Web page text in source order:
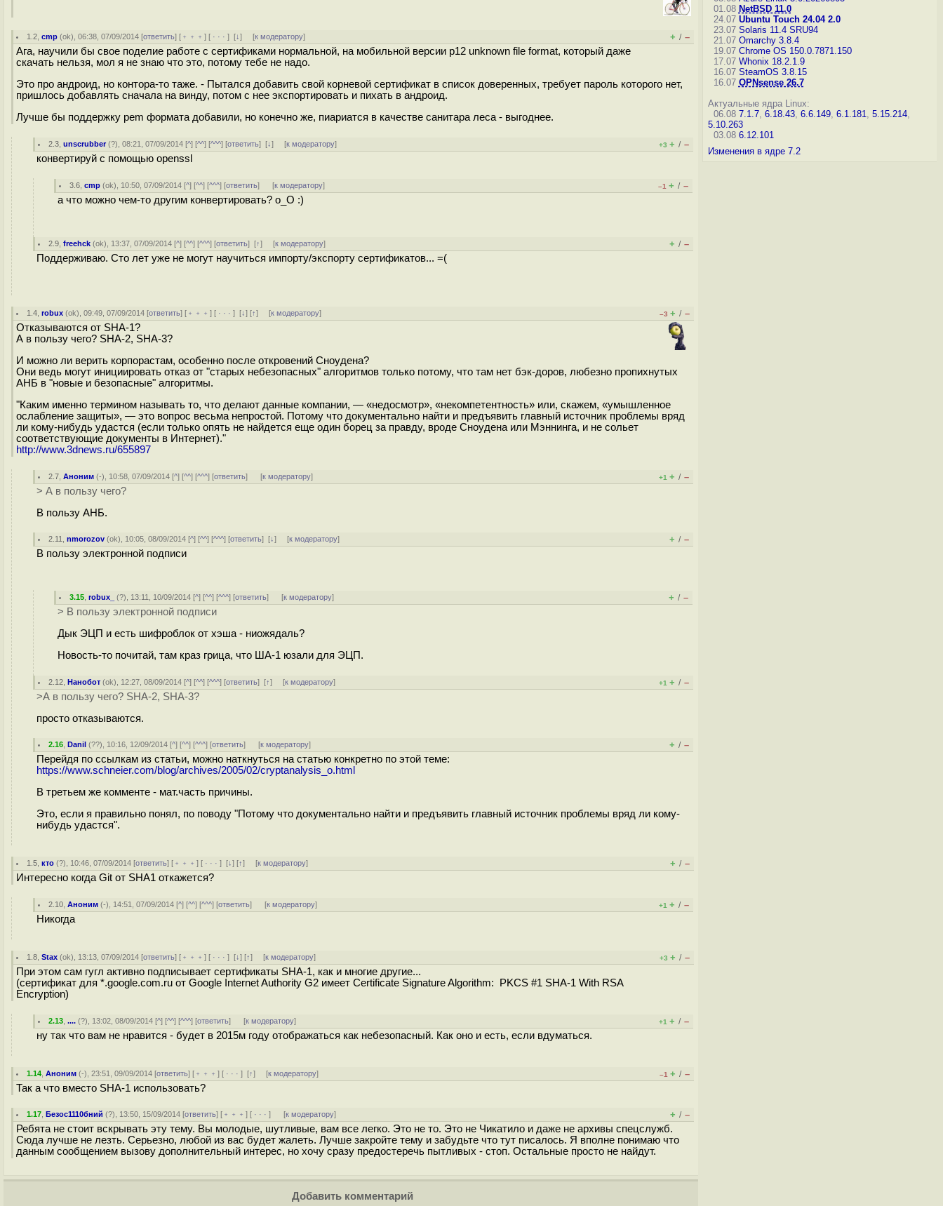
1.2 ,cmp (ok), 06:38, 07/09/2014 [ответить] [ ﹢﹢﹢] [ · · ·][↓] [к модератору] + / –
Ага, научили бы свое поделие работе с сертификами нормальной, на мобильной версии p12 unknown file format, который даже
скачать нельзя, мол я не знаю что это, потому тебе не надо.
Это про андроид, но контора-то таже. - Пытался добавить свой корневой сертификат в список доверенных, требует пароль которого нет,
пришлось добавлять сначала на винду, потом с нее экспортировать и пихать в андроид.
Лучше бы поддержку pem формата добавили, но конечно же, пиариатся в качестве санитара леса - выгоднее.
2.3 ,unscrubber(?), 08:21, 07/09/2014 [^] [^^] [^^^] [ответить][↓] [к модератору] +3 + / –
конвертируй с помощью openssl
3.6 ,cmp (ok), 10:50, 07/09/2014 [^] [^^] [^^^] [ответить] [к модератору] –1 + / –
а что можно чем-то другим конвертировать? о_О :)
2.9 ,freehck (ok), 13:37, 07/09/2014 [^] [^^] [^^^] [ответить][↑] [к модератору] + / –
Поддерживаю. Сто лет уже не могут научиться импорту/экспорту сертификатов... =(
1.4 ,robux (ok), 09:49, 07/09/2014 [ответить] [ ﹢﹢﹢] [ · · ·][↓] [↑] [к модератору] –3 + / –
Отказываются от SHA-1?
А в пользу чего? SHA-2, SHA-3?
И можно ли верить корпорастам, особенно после откровений Сноудена?
Они ведь могут инициировать отказ от "старых небезопасных" алгоритмов только потому, что там нет бэк-доров, любезно пропихнутых
АНБ в "новые и безопасные" алгоритмы.
"Каким именно термином называть то, что делают данные компании, — «недосмотр», «некомпетентность» или, скажем, «умышленное
ослабление защиты», — это вопрос весьма непростой. Потому что документально найти и предъявить главный источник проблемы вряд
ли кому-нибудь удастся (если только опять не найдется еще один борец за правду, вроде Сноудена или Мэннинга, и не сольет
соответствующие документы в Интернет)."
http://www.3dnews.ru/655897
2.7 ,Аноним (-), 10:58, 07/09/2014 [^] [^^] [^^^] [ответить] [к модератору] +1 + / –
> А в пользу чего?
В пользу АНБ.
2.11 ,nmorozov (ok), 10:05, 08/09/2014 [^] [^^] [^^^] [ответить][↓] [к модератору] + / –
В пользу электронной подписи
3.15 ,robux_ (?), 13:11, 10/09/2014 [^] [^^] [^^^] [ответить] [к модератору] + / –
> В пользу электронной подписи
Дык ЭЦП и есть шифроблок от хэша - ниожядаль?
Новость-то почитай, там краз грица, что ША-1 юзали для ЭЦП.
2.12 ,Нанобот (ok), 12:27, 08/09/2014 [^] [^^] [^^^] [ответить][↑] [к модератору] +1 + / –
>А в пользу чего? SHA-2, SHA-3?
просто отказываются.
2.16 ,Danil (??), 10:16, 12/09/2014 [^] [^^] [^^^] [ответить] [к модератору] + / –
Перейдя по ссылкам из статьи, можно наткнуться на статью конкретно по этой теме:
https://www.schneier.com/blog/archives/2005/02/cryptanalysis_o.html
В третьем же комменте - мат.часть причины.
Это, если я правильно понял, по поводу "Потому что документально найти и предъявить главный источник проблемы вряд ли кому-
нибудь удастся".
1.5 ,кто (?), 10:46, 07/09/2014 [ответить] [ ﹢﹢﹢] [ · · ·][↓] [↑] [к модератору] + / –
Интересно когда Git от SHA1 откажется?
2.10 ,Аноним (-), 14:51, 07/09/2014 [^] [^^] [^^^] [ответить] [к модератору] +1 + / –
Никогда
1.8 ,Stax (ok), 13:13, 07/09/2014 [ответить] [ ﹢﹢﹢] [ · · ·][↓] [↑] [к модератору] +3 + / –
При этом сам гугл активно подписывает сертификаты SHA-1, как и многие другие...
(сертификат для *.google.com.ru от Google Internet Authority G2 имеет Certificate Signature Algorithm: PKCS #1 SHA-1 With RSA
Encryption)
2.13 ,.... (?), 13:02, 08/09/2014 [^] [^^] [^^^] [ответить] [к модератору] +1 + / –
ну так что вам не нравится - будет в 2015м году отображаться как небезопасный. Как оно и есть, если вдуматься.
1.14 ,Аноним (-), 23:51, 09/09/2014 [ответить] [ ﹢﹢﹢] [ · · ·][↑] [к модератору] –1 + / –
Так а что вместо SHA-1 использовать?
1.17 ,Безос1110бний (?), 13:50, 15/09/2014 [ответить] [ ﹢﹢﹢] [ · · ·] [к модератору] + / –
Ребята не стоит вскрывать эту тему. Вы молодые, шутливые, вам все легко. Это не то. Это не Чикатило и даже не архивы спецслужб.
Сюда лучше не лезть. Серьезно, любой из вас будет жалеть. Лучше закройте тему и забудьте что тут писалось. Я вполне понимаю что
данным сообщением вызову дополнительный интерес, но хочу сразу предостеречь пытливых - стоп. Остальные просто не найдут.
Добавить комментарий
01.08 NetBSD 11.0
24.07 Ubuntu Touch 24.04 2.0
23.07 Solaris 11.4 SRU94
21.07 Omarchy 3.8.4
19.07 Chrome OS 150.0.7871.150
17.07 Whonix 18.2.1.9
16.07 SteamOS 3.8.15
16.07 OPNsense 26.7
Актуальные ядра Linux:
06.08 7.1.7, 6.18.43, 6.6.149, 6.1.181, 5.15.214,
5.10.263
03.08 6.12.101
Изменения в ядре 7.2